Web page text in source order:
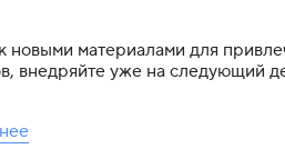
новыми материалами для
внедряйте уже на следующий